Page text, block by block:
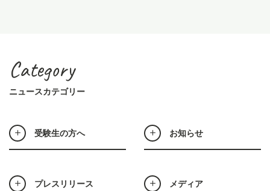
Category
ニュースカテゴリー
受験生の方へ お知らせ
プレスリリース メディア